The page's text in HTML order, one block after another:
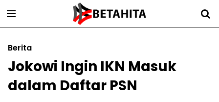
Berita
Jokowi Ingin IKN Masuk
dalam Daftar PSN